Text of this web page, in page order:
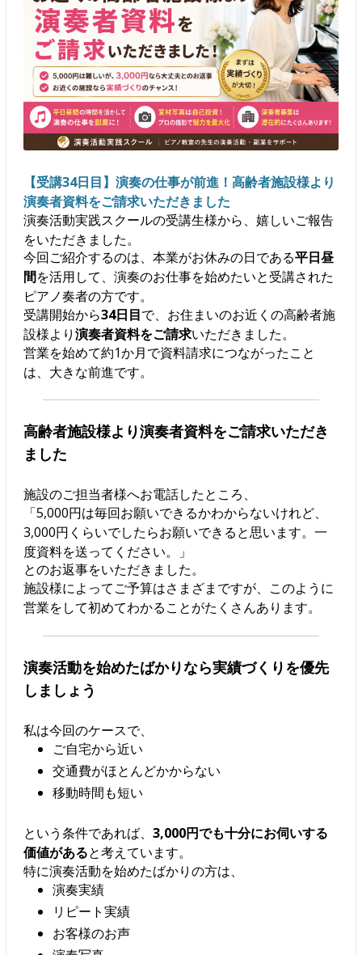
【受講34日目】演奏の仕事が前進！高齢者施設様より
演奏者資料をご請求いただきました
演奏活動実践スクールの受講生様から、嬉しいご報告
をいただきました。
今回ご紹介するのは、本業がお休みの日である平日昼
間を活用して、演奏のお仕事を始めたいと受講された
ピアノ奏者の方です。
受講開始から34日目で、お住まいのお近くの高齢者施
設様より演奏者資料をご請求いただきました。
営業を始めて約1か月で資料請求につながったこと
は、大きな前進です。
高齢者施設様より演奏者資料をご請求いただき
ました
施設のご担当者様へお電話したところ、
「5,000円は毎回お願いできるかわからないけれど、
3,000円くらいでしたらお願いできると思います。一
度資料を送ってください。」
とのお返事をいただきました。
施設様によってご予算はさまざまですが、このように
営業をして初めてわかることがたくさんあります。
演奏活動を始めたばかりなら実績づくりを優先
しましょう
私は今回のケースで、
ご自宅から近い
交通費がほとんどかからない
移動時間も短い
という条件であれば、 3,000円でも十分にお伺いする
価値があると考えています。
特に演奏活動を始めたばかりの方は、
演奏実績
リピート実績
お客様のお声